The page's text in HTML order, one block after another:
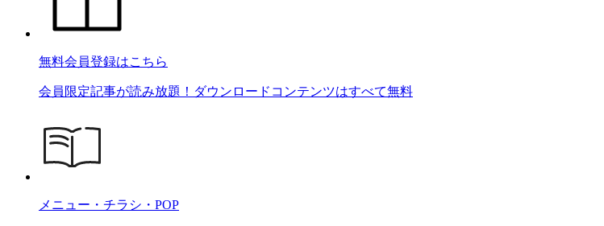
無料会員登録はこちら
会員限定記事が読み放題！ダウンロードコンテンツはすべて無料
メニュー・チラシ・POP